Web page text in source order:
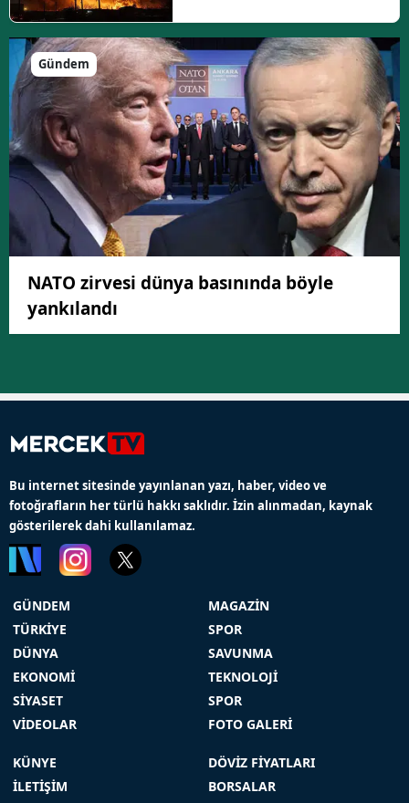
Gündem
NATO zirvesi dünya basınında böyle
yankılandı
Bu internet sitesinde yayınlanan yazı, haber, video ve
fotoğrafların her türlü hakkı saklıdır. İzin alınmadan, kaynak
gösterilerek dahi kullanılamaz.
GÜNDEM
TÜRKİYE
DÜNYA
EKONOMİ
SİYASET
VİDEOLAR
MAGAZİN
SPOR
SAVUNMA
TEKNOLOJİ
SPOR
FOTO GALERİ
KÜNYE
İLETİŞİM
DÖVİZ FİYATLARI
BORSALAR